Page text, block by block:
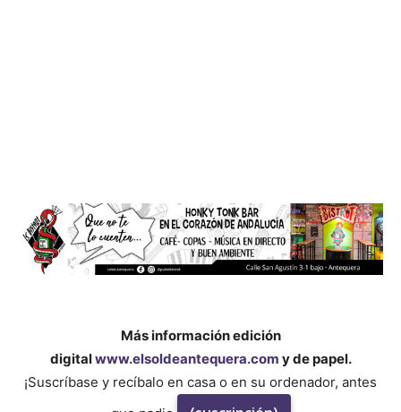
Más información edición
digitalwww.elsoldeantequera.com y de papel.
¡Suscríbase y recíbalo en casa o en su ordenador, antes